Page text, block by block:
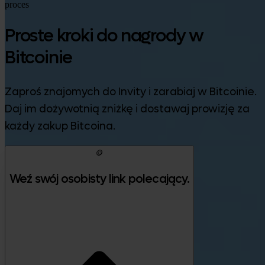
proces
Proste kroki do nagrody w
Bitcoinie
Zaproś znajomych do Invity i zarabiaj w Bitcoinie.
Daj im dożywotnią zniżkę i dostawaj prowizję za
każdy zakup Bitcoina.
🪙
Weź swój osobisty link polecający.